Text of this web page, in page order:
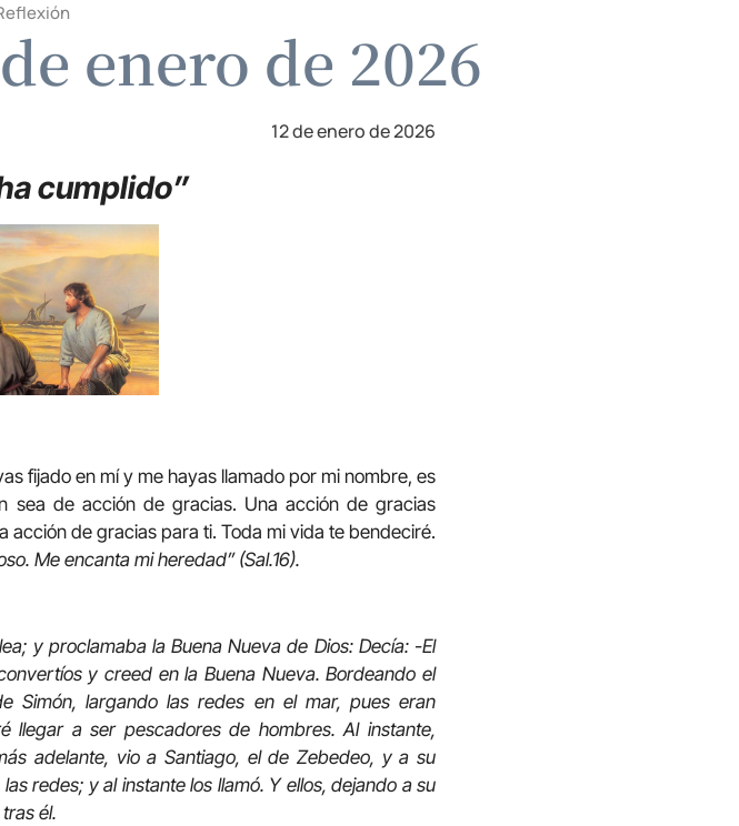
enero de 2026
12 de enero de 2026
cumplido”
fijado en mí y me hayas llamado por mi nombre, es
sea de acción de gracias. Una acción de gracias
acción de gracias para ti. Toda mi vida te bendeciré.
Me encanta mi heredad” (Sal.16).
y proclamaba la Buena Nueva de Dios: Decía: -El
y creed en la Buena Nueva. Bordeando el
Simón, largando las redes en el mar, pues eran
llegar a ser pescadores de hombres. Al instante,
adelante, vio a Santiago, el de Zebedeo, y a su
redes; y al instante los llamó. Y ellos, dejando a su
él.